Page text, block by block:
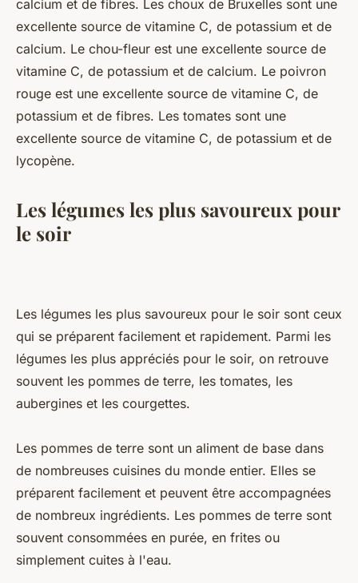
calcium et de fibres. Les choux de Bruxelles sont une
excellente source de vitamine C, de potassium et de
calcium. Le chou-fleur est une excellente source de
vitamine C, de potassium et de calcium. Le poivron
rouge est une excellente source de vitamine C, de
potassium et de fibres. Les tomates sont une
excellente source de vitamine C, de potassium et de
lycopène.
Les légumes les plus savoureux pour
le soir
Les légumes les plus savoureux pour le soir sont ceux
qui se préparent facilement et rapidement. Parmi les
légumes les plus appréciés pour le soir, on retrouve
souvent les pommes de terre, les tomates, les
aubergines et les courgettes.
Les pommes de terre sont un aliment de base dans
de nombreuses cuisines du monde entier. Elles se
préparent facilement et peuvent être accompagnées
de nombreux ingrédients. Les pommes de terre sont
souvent consommées en purée, en frites ou
simplement cuites à l'eau.